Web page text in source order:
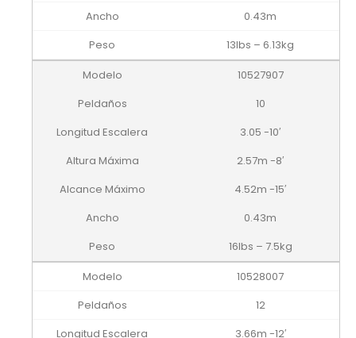
0.43m
13lbs – 6.13kg
10527907
10
3.05 -10′
2.57m -8′
4.52m -15′
0.43m
16lbs – 7.5kg
10528007
12
3.66m -12′